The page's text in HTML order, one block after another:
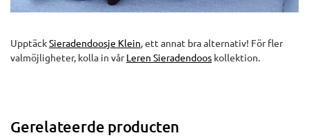
UpptäckSieradendoosje Klein, ett annat bra alternativ! För fler
valmöjligheter, kolla in vårLeren Sieradendoos kollektion.
Gerelateerde producten